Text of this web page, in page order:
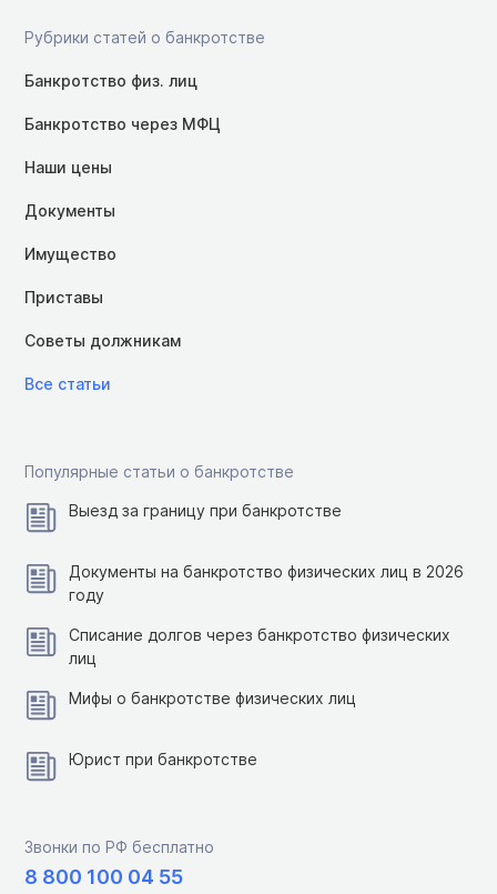
Рубрики статей о банкротстве
Банкротство физ. лиц
Банкротство через МФЦ
Наши цены
Документы
Имущество
Приставы
Советы должникам
Все статьи
Популярные статьи о банкротстве
Выезд за границу при банкротстве
Документы на банкротство физических лиц в 2026
году
Списание долгов через банкротство физических
лиц
Мифы о банкротстве физических лиц
Юрист при банкротстве
Звонки по РФ бесплатно
8 800 100 04 55